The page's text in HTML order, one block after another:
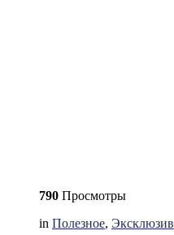
790 Просмотры
in Полезное, Эксклюзив